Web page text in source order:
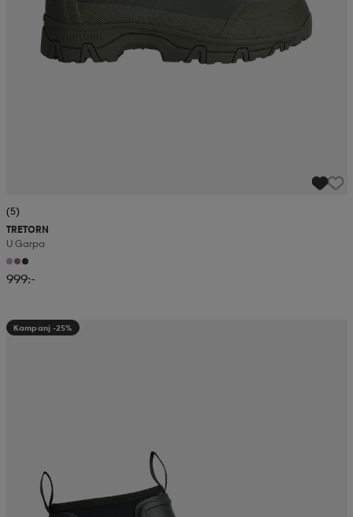
(5)
TRETORN
U Garpa
999:-
Kampanj -25%